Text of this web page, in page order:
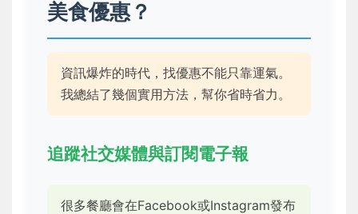
美食優惠？
資訊爆炸的時代，找優惠不能只靠運氣。
我總結了幾個實用方法，幫你省時省力。
追蹤社交媒體與訂閱電子報
很多餐廳會在Facebook或Instagram發布